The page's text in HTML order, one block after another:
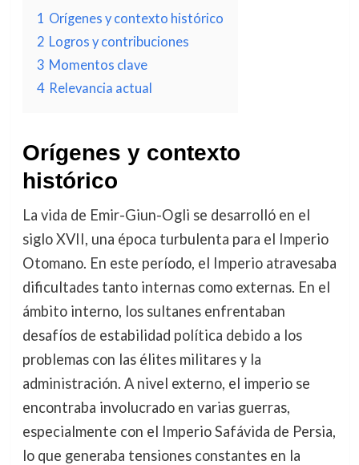
1 Orígenes y contexto histórico
2 Logros y contribuciones
3 Momentos clave
4 Relevancia actual
Orígenes y contexto
histórico
La vida de Emir-Giun-Ogli se desarrolló en el
siglo XVII, una época turbulenta para el Imperio
Otomano. En este período, el Imperio atravesaba
dificultades tanto internas como externas. En el
ámbito interno, los sultanes enfrentaban
desafíos de estabilidad política debido a los
problemas con las élites militares y la
administración. A nivel externo, el imperio se
encontraba involucrado en varias guerras,
especialmente con el Imperio Safávida de Persia,
lo que generaba tensiones constantes en la